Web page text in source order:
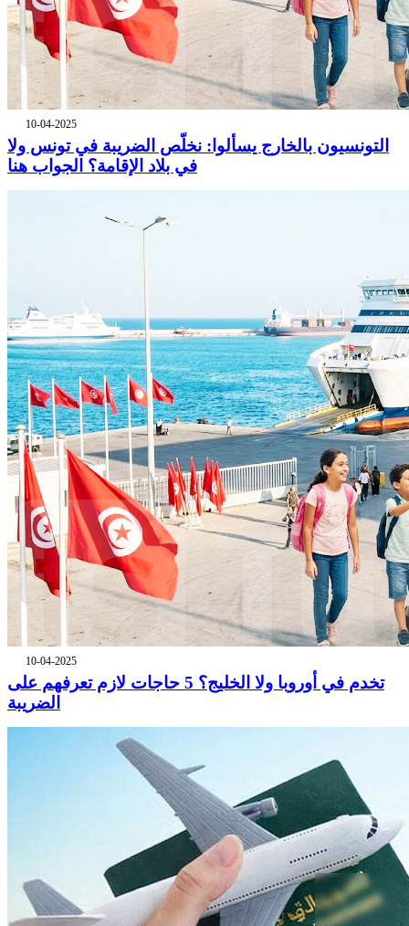
10-04-2025
التونسيون بالخارج يسألوا: نخلّص الضريبة في تونس ولا
في بلاد الإقامة؟ الجواب هنا
10-04-2025
تخدم في أوروبا ولا الخليج؟ 5 حاجات لازم تعرفهم على
الضريبة